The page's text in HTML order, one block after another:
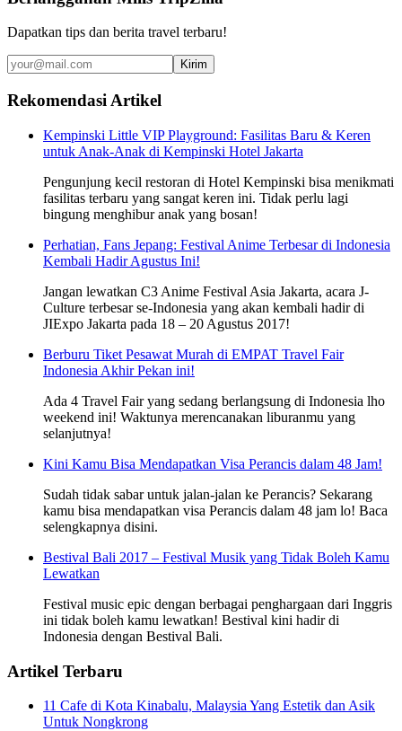
Dapatkan tips dan berita travel terbaru!
Kirim
Rekomendasi Artikel
Kempinski Little VIP Playground: Fasilitas Baru & Keren
untuk Anak-Anak di Kempinski Hotel Jakarta
Pengunjung kecil restoran di Hotel Kempinski bisa menikmati
fasilitas terbaru yang sangat keren ini. Tidak perlu lagi
bingung menghibur anak yang bosan!
Perhatian, Fans Jepang: Festival Anime Terbesar di Indonesia
Kembali Hadir Agustus Ini!
Jangan lewatkan C3 Anime Festival Asia Jakarta, acara J-
Culture terbesar se-Indonesia yang akan kembali hadir di
JIExpo Jakarta pada 18 – 20 Agustus 2017!
Berburu Tiket Pesawat Murah di EMPAT Travel Fair
Indonesia Akhir Pekan ini!
Ada 4 Travel Fair yang sedang berlangsung di Indonesia lho
weekend ini! Waktunya merencanakan liburanmu yang
selanjutnya!
Kini Kamu Bisa Mendapatkan Visa Perancis dalam 48 Jam!
Sudah tidak sabar untuk jalan-jalan ke Perancis? Sekarang
kamu bisa mendapatkan visa Perancis dalam 48 jam lo! Baca
selengkapnya disini.
Bestival Bali 2017 – Festival Musik yang Tidak Boleh Kamu
Lewatkan
Festival music epic dengan berbagai penghargaan dari Inggris
ini tidak boleh kamu lewatkan! Bestival kini hadir di
Indonesia dengan Bestival Bali.
Artikel Terbaru
11 Cafe di Kota Kinabalu, Malaysia Yang Estetik dan Asik
Untuk Nongkrong